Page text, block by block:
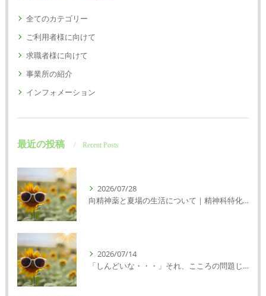
全てのカテゴリー
ご利用者様に向けて
求職者様に向けて
事業所の紹介
インフォメーション
最近の投稿 Recent Posts
2026/07/28
向精神薬と夏場の生活について｜精神科特化訪問看護ミント【明石市・神戸市垂水区・神戸市西区】
2026/07/14
「しんどいな・・・」それ、こころの問題じゃないかもしれません｜精神科特化訪問看護ミント【明石市・神戸市西区・垂水区】